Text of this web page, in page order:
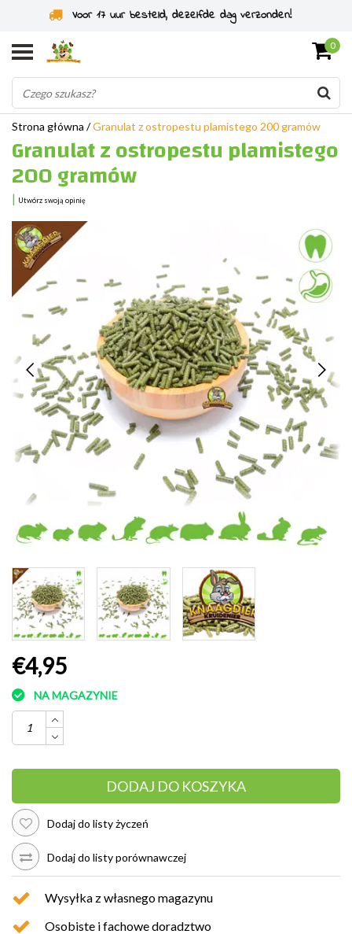
Voor 17 uur besteld, dezelfde dag verzonden!
0
Strona główna /Granulat z ostropestu plamistego 200 gramów
Granulat z ostropestu plamistego
200 gramów
| Utwórz swoją opinię
€4,95
NA MAGAZYNIE
DODAJ DO KOSZYKA
Dodaj do listy życzeń
Dodaj do listy porównawczej
Wysyłka z własnego magazynu
Osobiste i fachowe doradztwo